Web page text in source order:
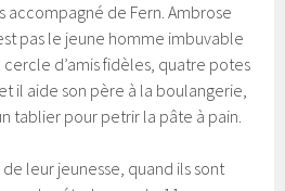
de Fern. Ambrose
pas le jeune homme imbuvable
cercle d’amis fidèles, quatre potes
il aide son père à la boulangerie,
tablier pour petrir la pâte à pain.
de leur jeunesse, quand ils sont